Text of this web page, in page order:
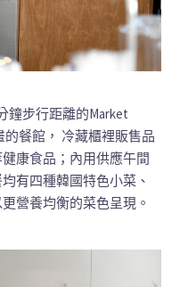
鐘步行距離的Market
餐館， 冷藏櫃裡販售品
康食品；內用供應午間
有四種韓國特色小菜、
營養均衡的菜色呈現。